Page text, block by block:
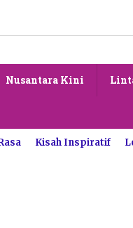
Nusantara Kini
Kisah Inspiratif